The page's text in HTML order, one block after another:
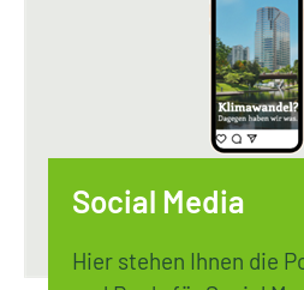
Social Media
Hier stehen Ihnen die